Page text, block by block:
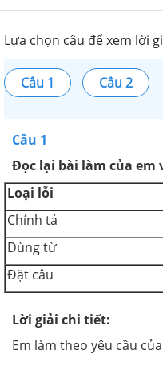
Lựa chọn câu để xem lời
Câu 1 Câu 2
Câu 1
Đọc lại bài làm của em
Loại lỗi
Chính tả
Dùng từ
Đặt câu
Lời giải chi tiết:
Em làm theo yêu cầu